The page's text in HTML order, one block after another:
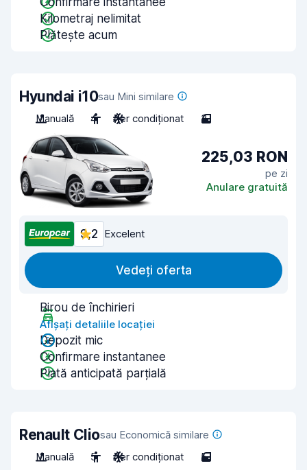
Kilometraj nelimitat
Plătește acum
Hyundai i10sau Mini similare
Manuală
4 Aer condiționat 3
225,03 RON
pe zi
Anulare gratuită
9,2 Excelent
Vedeți oferta
Birou de închirieri
Afișați detaliile locației
Depozit mic
Confirmare instantanee
Plată anticipată parțială
Renault Cliosau Economică similare
Manuală
5 Aer condiționat 5